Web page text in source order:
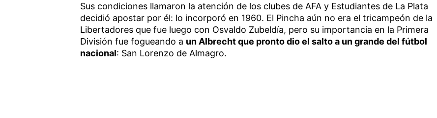
Sus condiciones llamaron la atención de los clubes de AFA y Estudiantes de La Plata
decidió apostar por él: lo incorporó en 1960. El Pincha aún no era el tricampeón de la
Libertadores que fue luego con Osvaldo Zubeldía, pero su importancia en la Primera
División fue fogueando a un Albrecht que pronto dio el salto a un grande del fútbol
nacional: San Lorenzo de Almagro.